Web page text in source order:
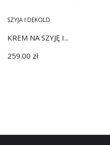
SZYJA I DEKOLD
KREM NA SZYJĘ I...
259.00 zł